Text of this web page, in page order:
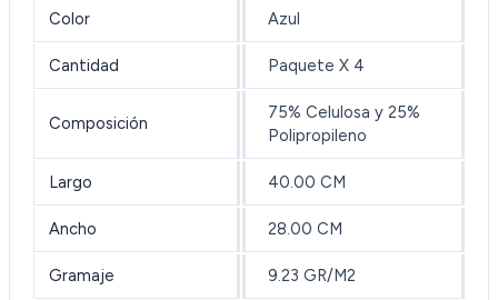
Color Azul
Cantidad Paquete X 4
Composición
75% Celulosa y 25%
Polipropileno
Largo 40.00 CM
Ancho 28.00 CM
Gramaje 9.23 GR/M2